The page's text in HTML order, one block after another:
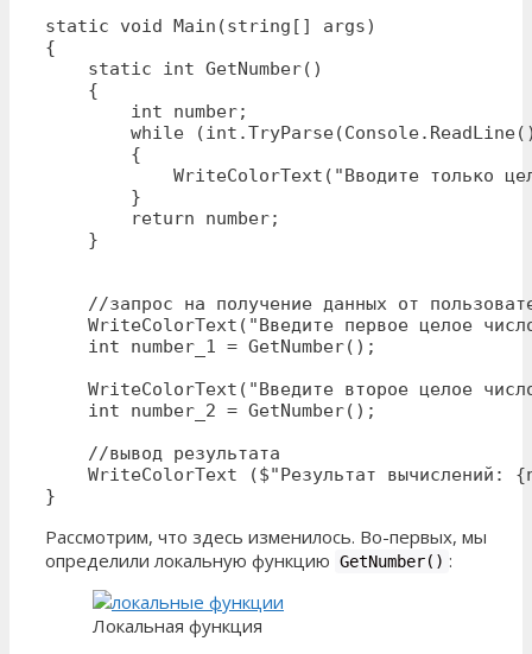
static void Main(string[] args)
{
    static int GetNumber()
    {
        int number;
while
        {
WriteColorText("Вводите только
        }
        return number;
    }
//запрос на получение данных от
WriteColorText("Введите первое целое
    int number_1 = GetNumber();
WriteColorText("Введите второе целое
    int number_2 = GetNumber();
    //вывод результата
WriteColorText ($"Результат вычислений:
}
Рассмотрим, что здесь изменилось. Во-первых, мы
определили локальную функцию GetNumber() :
Локальная функция